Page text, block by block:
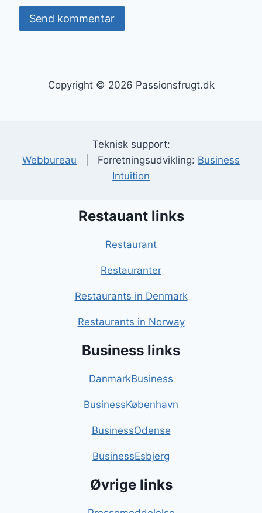
Copyright © 2026 Passionsfrugt.dk
Teknisk support:
Webbureau | Forretningsudvikling: Business
Intuition
Restauant links
Restaurant
Restauranter
Restaurants in Denmark
Restaurants in Norway
Business links
DanmarkBusiness
BusinessKøbenhavn
BusinessOdense
BusinessEsbjerg
Øvrige links